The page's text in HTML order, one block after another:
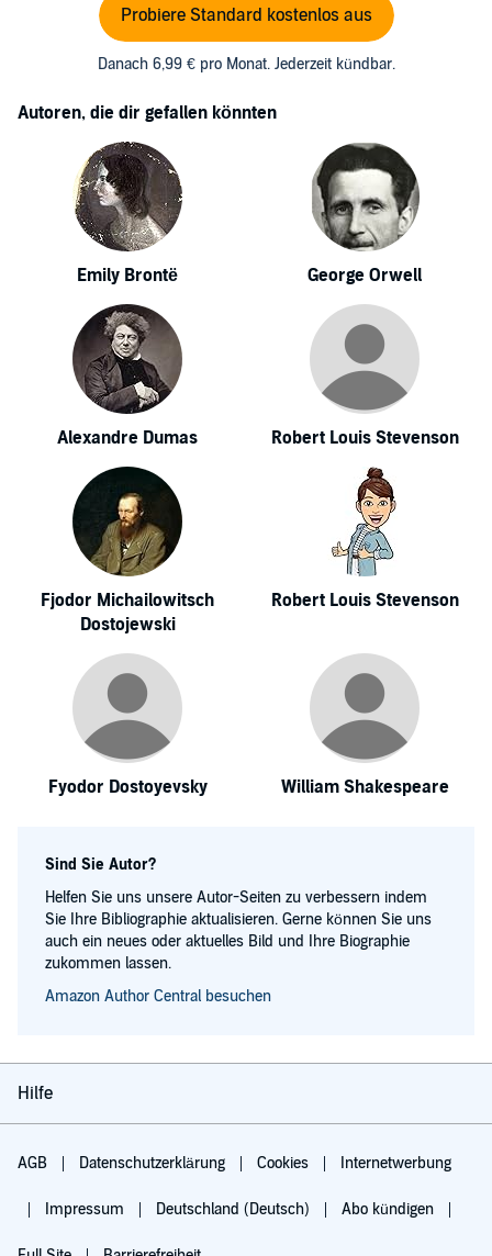
Probiere Standard kostenlos aus
Danach 6,99 € pro Monat. Jederzeit kündbar.
Autoren, die dir gefallen könnten
Emily Brontë George Orwell
Alexandre Dumas Robert Louis Stevenson
Fjodor Michailowitsch
Dostojewski
Robert Louis Stevenson
Fyodor Dostoyevsky William Shakespeare
Sind Sie Autor?
Helfen Sie uns unsere Autor-Seiten zu verbessern indem
Sie Ihre Bibliographie aktualisieren. Gerne können Sie uns
auch ein neues oder aktuelles Bild und Ihre Biographie
zukommen lassen.
Amazon Author Central besuchen
Hilfe
AGB Datenschutzerklärung Cookies Internetwerbung
Impressum Deutschland (Deutsch) Abo kündigen